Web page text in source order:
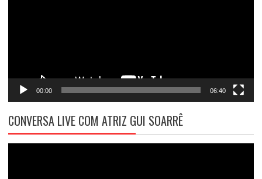
00:00 06:40
CONVERSA LIVE COM ATRIZ GUI SOARRÊ